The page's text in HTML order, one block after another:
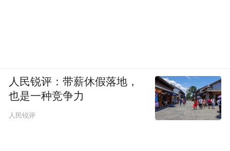
人民锐评：带薪休假落地，
也是一种竞争力
人民锐评